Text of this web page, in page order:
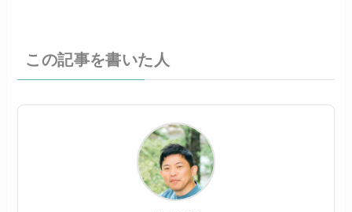
この記事を書いた人